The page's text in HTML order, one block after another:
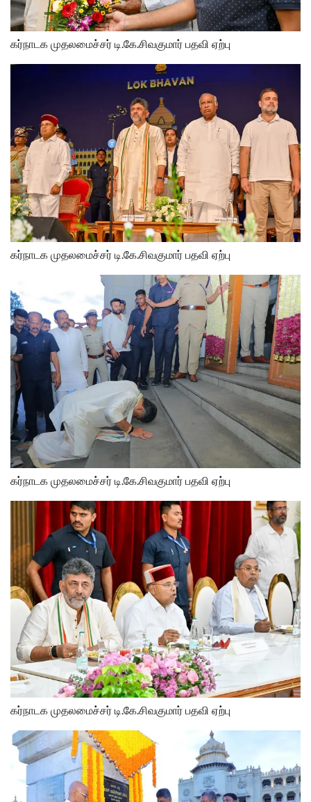
கர்நாடக முதலமைச்சர் டி.கே.சிவகுமார் பதவி ஏற்பு
கர்நாடக முதலமைச்சர் டி.கே.சிவகுமார் பதவி ஏற்பு
கர்நாடக முதலமைச்சர் டி.கே.சிவகுமார் பதவி ஏற்பு
கர்நாடக முதலமைச்சர் டி.கே.சிவகுமார் பதவி ஏற்பு